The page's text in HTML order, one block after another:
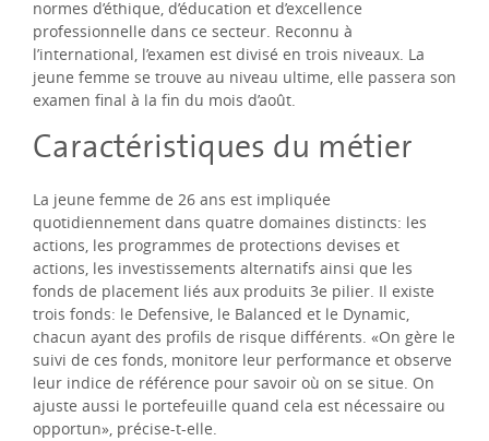
normes d’éthique, d’éducation et d’excellence
professionnelle dans ce secteur. Reconnu à
l’international, l’examen est divisé en trois niveaux. La
jeune femme se trouve au niveau ultime, elle passera son
examen final à la fin du mois d’août.
Caractéristiques du métier
La jeune femme de 26 ans est impliquée
quotidiennement dans quatre domaines distincts: les
actions, les programmes de protections devises et
actions, les investissements alternatifs ainsi que les
fonds de placement liés aux produits 3e pilier. Il existe
trois fonds: le Defensive, le Balanced et le Dynamic,
chacun ayant des profils de risque différents. «On gère le
suivi de ces fonds, monitore leur performance et observe
leur indice de référence pour savoir où on se situe. On
ajuste aussi le portefeuille quand cela est nécessaire ou
opportun», précise-t-elle.